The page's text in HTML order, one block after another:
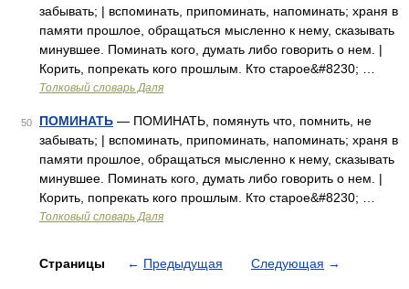
забывать; | вспоминать, припоминать, напоминать; храня в
памяти прошлое, обращаться мысленно к нему, сказывать
минувшее. Поминать кого, думать либо говорить о нем. |
Корить, попрекать кого прошлым. Кто старое&#8230; …
Толковый словарь Даля
50 ПОМИНАТЬ — ПОМИНАТЬ, помянуть что, помнить, не
забывать; | вспоминать, припоминать, напоминать; храня в
памяти прошлое, обращаться мысленно к нему, сказывать
минувшее. Поминать кого, думать либо говорить о нем. |
Корить, попрекать кого прошлым. Кто старое&#8230; …
Толковый словарь Даля
Страницы ← Предыдущая Следующая →